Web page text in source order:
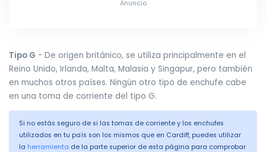
Anuncio
Tipo G - De origen británico, se utiliza principalmente en el
Reino Unido, Irlanda, Malta, Malasia y Singapur, pero también
en muchos otros países. Ningún otro tipo de enchufe cabe
en una toma de corriente del tipo G.
Si no estás seguro de si las tomas de corriente y los enchufes
utilizados en tu país son los mismos que en Cardiff, puedes utilizar
la herramienta de la parte superior de esta página para comprobar